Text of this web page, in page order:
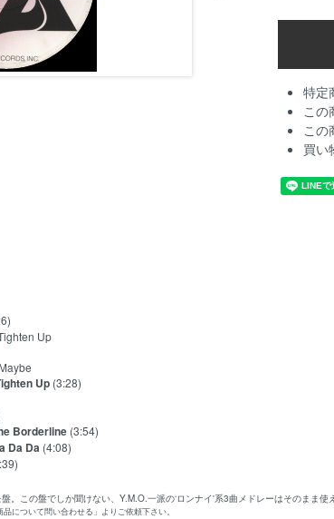
特定
この
この
買い
Up
Up (3:28)
Borderline (3:54)
Da Da (4:08)
。この盤でしか聞けない、Y.M.O.一派の‘ロンナイ'系3曲メドレーはそのまま使
について問い合わせる」よりご依頼下さい。